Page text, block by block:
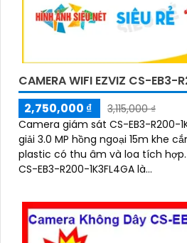
CAMERA WIFI EZVIZ CS-EB3-
2,750,000 ₫
3,115,000 ₫
Camera giám sát CS-EB3-R200-
giải 3.0 MP hồng ngoại 15m khe
plastic có thu âm và loa tích
CS-EB3-R200-1K3FL4GA là...